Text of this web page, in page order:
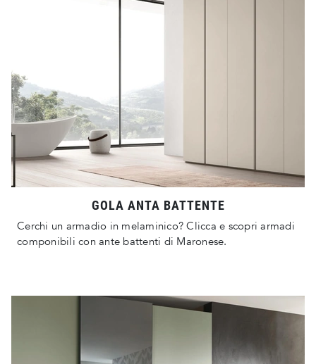
GOLA ANTA BATTENTE
Cerchi un armadio in melaminico? Clicca e scopri armadi
componibili con ante battenti di Maronese.